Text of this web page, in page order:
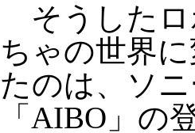
そうしたロ
ちゃの世界
たのは、ソ
「AIBO」の